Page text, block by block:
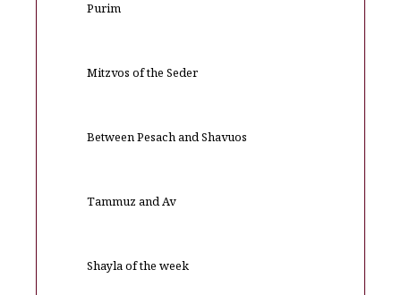
Purim
Mitzvos of the Seder
Between Pesach and Shavuos
Tammuz and Av
Shayla of the week